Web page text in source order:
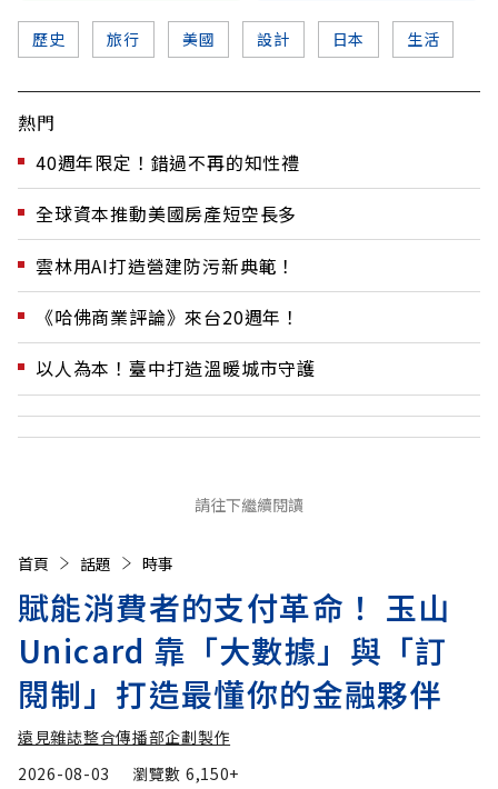
歷史 旅行 美國 設計 日本 生活
熱門
40週年限定！錯過不再的知性禮
全球資本推動美國房產短空長多
雲林用AI打造營建防污新典範！
《哈佛商業評論》來台20週年！
以人為本！臺中打造溫暖城市守護
請往下繼續閱讀
首頁 話題 時事
賦能消費者的支付革命！ 玉山
Unicard 靠「大數據」與「訂
閱制」打造最懂你的金融夥伴
遠見雜誌整合傳播部企劃製作
2026-08-03
瀏覽數 6,150+